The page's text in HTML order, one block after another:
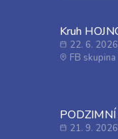
Kruh
22. 6.
FB skupina
21. 9.